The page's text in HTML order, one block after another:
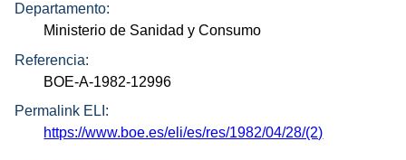
Departamento:
Ministerio de Sanidad y Consumo
Referencia:
BOE-A-1982-12996
Permalink ELI:
https://www.boe.es/eli/es/res/1982/04/28/(2)